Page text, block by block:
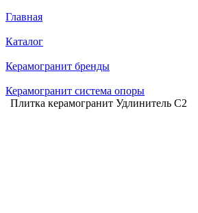
Главная
Каталог
Керамогранит бренды
Керамогранит система опоры
Плитка керамогранит Удлинитель C2